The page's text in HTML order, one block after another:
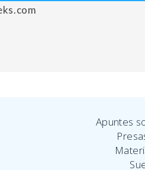
Apuntes